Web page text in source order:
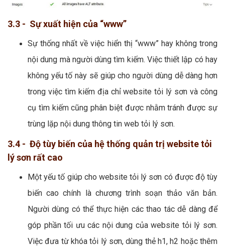
3.3 - Sự xuất hiện của “www”
Sự thống nhất về việc hiển thị “www” hay không trong
nội dung mà người dùng tìm kiếm. Việc thiết lập có hay
không yếu tố này sẽ giúp cho người dùng dễ dàng hơn
trong việc tìm kiếm địa chỉ website tỏi lý sơn và công
cụ tìm kiếm cũng phân biệt được nhằm tránh được sự
trùng lặp nội dung thông tin web tỏi lý sơn.
3.4 - Độ tùy biến của hệ thống quản trị website tỏi
lý sơn rất cao
Một yếu tố giúp cho website tỏi lý sơn có được độ tùy
biến cao chính là chương trình soạn thảo văn bản.
Người dùng có thể thực hiện các thao tác dễ dàng để
góp phần tối ưu các nội dung của website tỏi lý sơn.
Việc đưa từ khóa tỏi lý sơn, dùng thẻ h1, h2 hoặc thêm